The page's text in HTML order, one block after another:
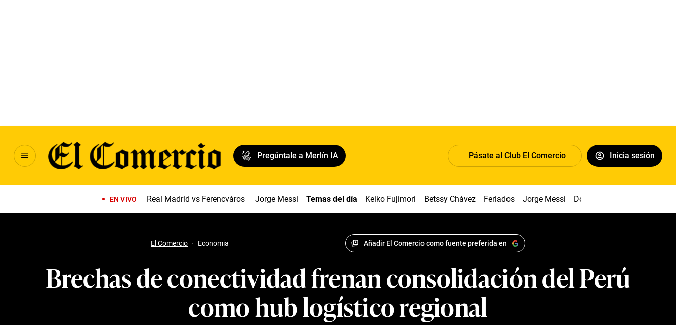
Pregúntale a Merlín IA Pásate al Club El Comercio Inicia sesión
EN VIVO Real Madrid vs Ferencváros Jorge Messi Temas del día Keiko Fujimori Betssy Chávez Feriados Jorge Messi Dólar
El Comercio · Economia Añadir El Comercio como fuente preferida en
Brechas de conectividad frenan consolidación del Perú
como hub logístico regional